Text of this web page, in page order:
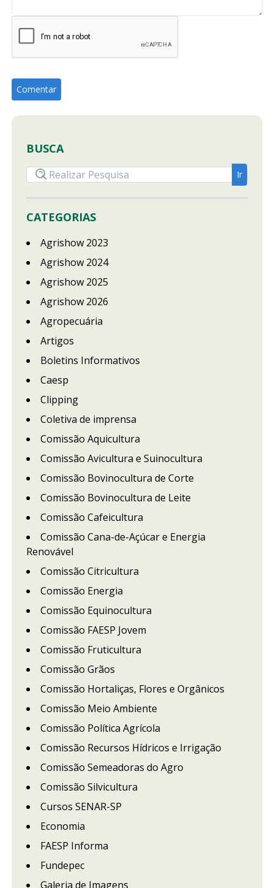
BUSCA
CATEGORIAS
Agrishow 2023
Agrishow 2024
Agrishow 2025
Agrishow 2026
Agropecuária
Artigos
Boletins Informativos
Caesp
Clipping
Coletiva de imprensa
Comissão Aquicultura
Comissão Avicultura e Suinocultura
Comissão Bovinocultura de Corte
Comissão Bovinocultura de Leite
Comissão Cafeicultura
Comissão Cana-de-Açúcar e Energia
Renovável
Comissão Citricultura
Comissão Energia
Comissão Equinocultura
Comissão FAESP Jovem
Comissão Fruticultura
Comissão Grãos
Comissão Hortaliças, Flores e Orgânicos
Comissão Meio Ambiente
Comissão Política Agrícola
Comissão Recursos Hídricos e Irrigação
Comissão Semeadoras do Agro
Comissão Silvicultura
Cursos SENAR-SP
Economia
FAESP Informa
Fundepec
Galeria de Imagens